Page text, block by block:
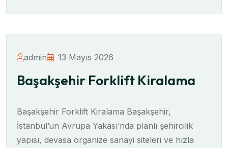
admin 13 Mayıs 2026
Başakşehir Forklift Kiralama
Başakşehir Forklift Kiralama Başakşehir,
İstanbul’un Avrupa Yakası’nda planlı şehircilik
yapısı, devasa organize sanayi siteleri ve hızla